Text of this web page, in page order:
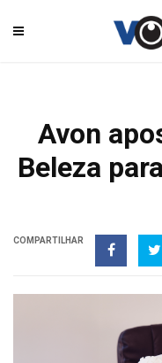
Avon
Beleza
COMPARTILHAR